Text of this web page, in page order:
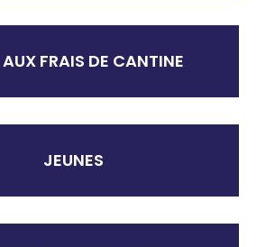
FRAIS DE CANTINE
JEUNES